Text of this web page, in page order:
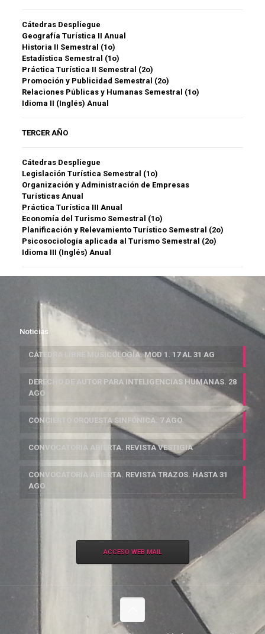
Cátedras Despliegue
Geografía Turística II Anual
Historia II Semestral (1o)
Estadística Semestral (1o)
Práctica Turística II Semestral (2o)
Promoción y Publicidad Semestral (2o)
Relaciones Públicas y Humanas Semestral (1o)
Idioma II (Inglés) Anual
TERCER AÑO
Cátedras Despliegue
Legislación Turística Semestral (1o)
Organización y Administración de Empresas
Turísticas Anual
Práctica Turística III Anual
Economía del Turismo Semestral (1o)
Planificación y Relevamiento Turístico Semestral (2o)
Psicosociología aplicada al Turismo Semestral (2o)
Idioma III (Inglés) Anual
Noticias
CÁTEDRA LIBRE MUSICOLOGÍA. MOD 1. 17 AL 31 AG
DERECHO DE AUTOR PARA INTELIGENCIAS HUMANAS. 28
AGO
CONCIERTO ORQUESTA SINFÓNICA. 7 AGO
CONVOCATORIA ABIERTA. REVISTA VESTIGIA
CONVOCATORIA ABIERTA. REVISTA TRAZOS. HASTA 31
AGO
ACCESO WEB MAIL